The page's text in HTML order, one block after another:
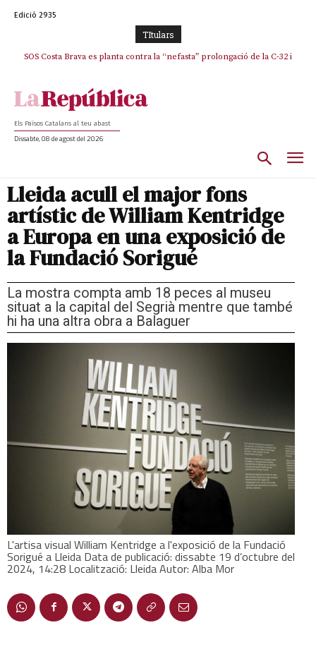
Edició 2935
TItulars
SOS Costa Brava es planta contra la “nefasta” prolongació de la C-32 i
Els Països Catalans al teu abast
Dissabte, 08 de agost del 2026
Lleida acull el major fons
artístic de William Kentridge
a Europa en una exposició de
la Fundació Sorigué
La mostra compta amb 18 peces al museu
situat a la capital del Segrià mentre que també
hi ha una altra obra a Balaguer
L'artisa visual William Kentridge a l'exposició de la Fundació
Sorigué a Lleida Data de publicació: dissabte 19 d’octubre del
2024, 14:28 Localització: Lleida Autor: Alba Mor